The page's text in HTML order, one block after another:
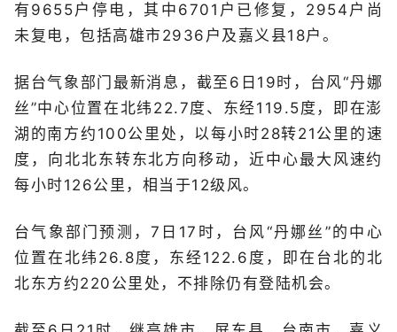
有9655户停电，其中6701户已修复，2954户尚
未复电，包括高雄市2936户及嘉义县18户。
据台气象部门最新消息，截至6日19时，台风“丹娜
丝”中心位置在北纬22.7度、东经119.5度，即在澎
湖的南方约100公里处，以每小时28转21公里的速
度，向北北东转东北方向移动，近中心最大风速约
每小时126公里，相当于12级风。
台气象部门预测，7日17时，台风“丹娜丝”的中心
位置在北纬26.8度，东经122.6度，即在台北的北
北东方约220公里处，不排除仍有登陆机会。